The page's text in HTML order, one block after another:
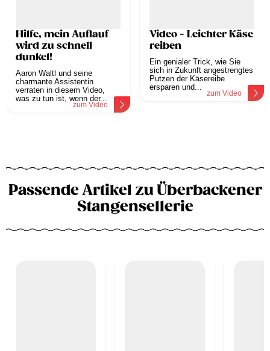
Hilfe, mein Auflauf
wird zu schnell
dunkel!
Aaron Waltl und seine
charmante Assistentin
verraten in diesem Video,
was zu tun ist, wenn der...
zum Video
Video - Leichter Käse
reiben
Ein genialer Trick, wie Sie
sich in Zukunft angestrengtes
Putzen der Käsereibe
ersparen und...
zum Video
Passende Artikel zu Überbackener
Stangensellerie